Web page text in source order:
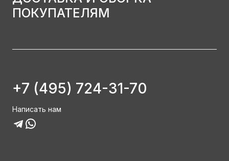
ПОКУПАТЕЛЯМ
+7 (495) 724-31-70
Написать нам